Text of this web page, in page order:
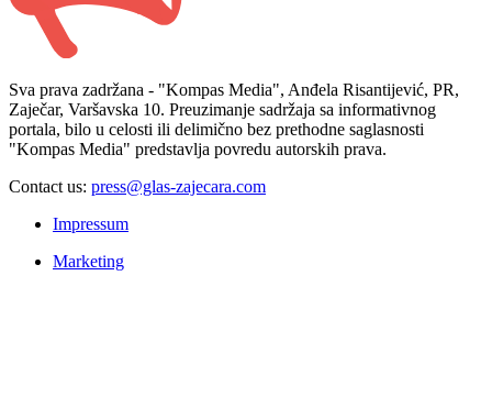
Sva prava zadržana - "Kompas Media", Anđela Risantijević, PR,
Zaječar, Varšavska 10. Preuzimanje sadržaja sa informativnog
portala, bilo u celosti ili delimično bez prethodne saglasnosti
"Kompas Media" predstavlja povredu autorskih prava.
Contact us: press@glas-zajecara.com
Impressum
Marketing